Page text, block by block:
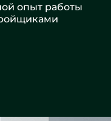
опыт работы